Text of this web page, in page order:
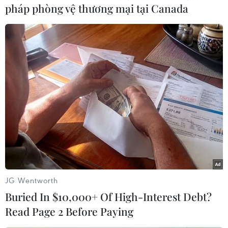
Theo dõi VietnamPlus
TIN LIÊN QUAN
pháp phòng vệ thương mại tại Canada
JG Wentworth
Buried In $10,000+ Of High-Interest Debt?
Read Page 2 Before Paying